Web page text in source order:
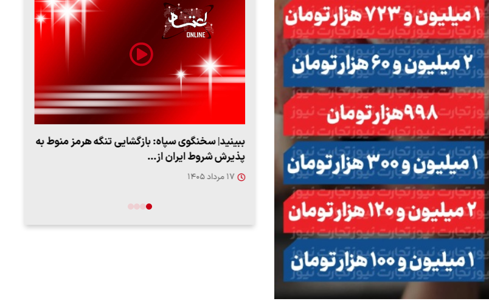
پزشکیان: از حد و حدود خودمان دفاع می‌کنیم، اما
به‌دنبال گسترش جنگ نیس…
۱۳ مرداد ۱۴۰۵
ببینید| سخنگوی سپاه: بازگشایی تنگه هرمز منوط به
پذیرش شروط ایران از…
۱۷ مرداد ۱۴۰۵